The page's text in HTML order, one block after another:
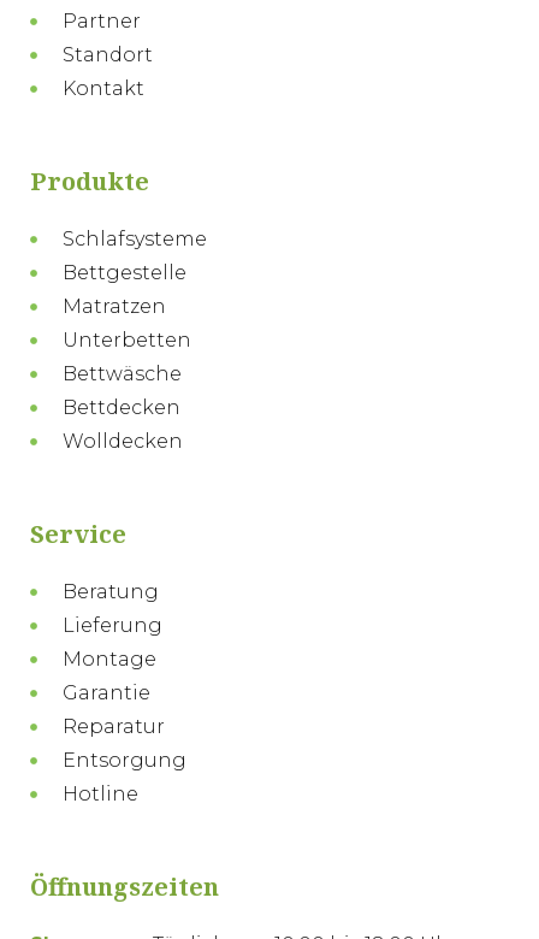
Partner
Standort
Kontakt
Produkte
Schlafsysteme
Bettgestelle
Matratzen
Unterbetten
Bettwäsche
Bettdecken
Wolldecken
Service
Beratung
Lieferung
Montage
Garantie
Reparatur
Entsorgung
Hotline
Öffnungszeiten